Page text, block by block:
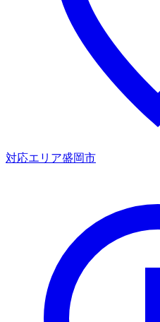
対応エリア盛岡市